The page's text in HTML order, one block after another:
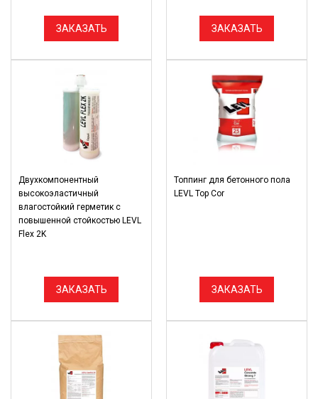
ЗАКАЗАТЬ ЗАКАЗАТЬ
Двухкомпонентный
высокоэластичный
влагостойкий герметик с
повышенной стойкостью LEVL
Flex 2K
ЗАКАЗАТЬ
Топпинг для бетонного пола
LEVL Top Cor
ЗАКАЗАТЬ